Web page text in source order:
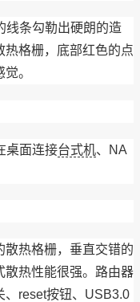
线条勾勒出硬朗的造
热格栅，底部红色的点
。
桌面连接台式机、NA
热格栅，垂直交错的
散热性能很强。路由器
、reset按钮、USB3.0